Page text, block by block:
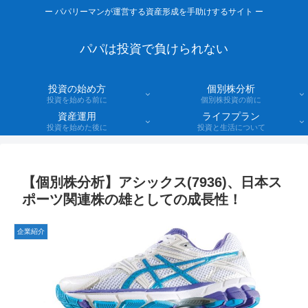
ー パパリーマンが運営する資産形成を手助けするサイト ー
パパは投資で負けられない
投資の始め方
投資を始める前に
個別株分析
個別株投資の前に
資産運用
投資を始めた後に
ライフプラン
投資と生活について
【個別株分析】アシックス(7936)、日本ス
ポーツ関連株の雄としての成長性！
企業紹介